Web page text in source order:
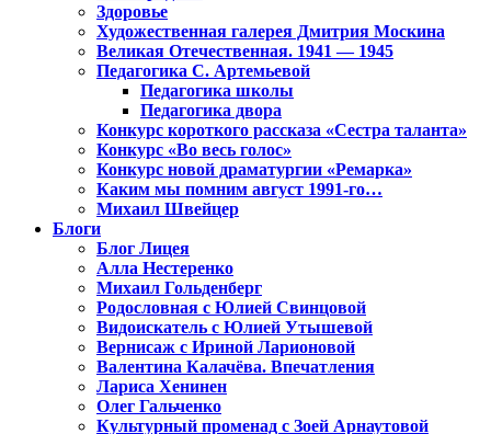
Здоровье
Художественная галерея Дмитрия Москина
Великая Отечественная. 1941 — 1945
Педагогика С. Артемьевой
Педагогика школы
Педагогика двора
Конкурс короткого рассказа «Сестра таланта»
Конкурс «Во весь голос»
Конкурс новой драматургии «Ремарка»
Каким мы помним август 1991-го…
Михаил Швейцер
Блоги
Блог Лицея
Алла Нестеренко
Михаил Гольденберг
Родословная с Юлией Свинцовой
Видоискатель с Юлией Утышевой
Вернисаж с Ириной Ларионовой
Валентина Калачёва. Впечатления
Лариса Хенинен
Олег Гальченко
Культурный променад с Зоей Арнаутовой